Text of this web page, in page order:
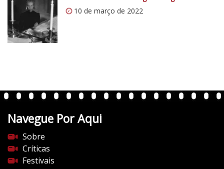
o
m
/
v
n
e
s
d
o
10 de março de 2022
Navegue Por Aqui
Sobre
Críticas
Festivais